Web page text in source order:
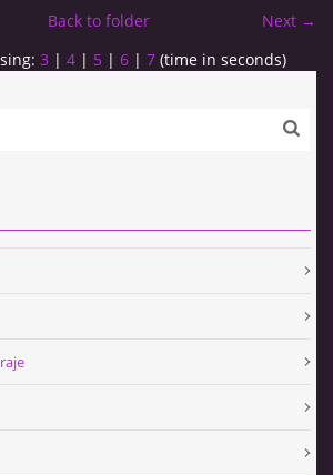
Next →
Back to folder
3 | 4 | 5 | 6 | 7 (time in seconds)